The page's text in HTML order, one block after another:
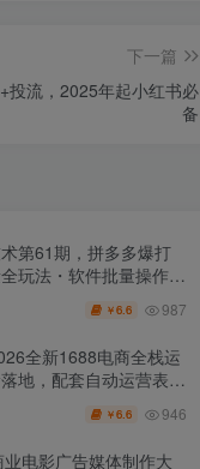
下一篇
投流，2025年起小红书必
备
第61期，拼多多爆打
玩法・软件批量操作・
战课
￥6.6 987
全新1688电商全栈运
地，配套自动运营表
￥6.6 946
电影广告媒体制作大